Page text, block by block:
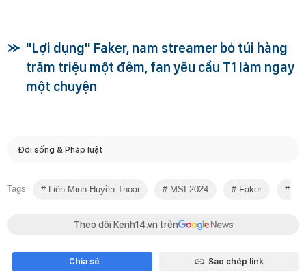
"Lợi dụng" Faker, nam streamer bỏ túi hàng
trăm triệu một đêm, fan yêu cầu T1 làm ngay
một chuyện
Đời sống & Pháp luật
Tags Liên Minh Huyền Thoại MSI 2024 Faker T1
Theo dõi Kenh14.vn trên
Chia sẻ Sao chép link